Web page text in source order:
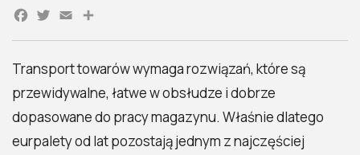
Transport towarów wymaga rozwiązań, które są
przewidywalne, łatwe w obsłudze i dobrze
dopasowane do pracy magazynu. Właśnie dlatego
eurpalety od lat pozostają jednym z najczęściej
Facebook
Twitter
EmailShare